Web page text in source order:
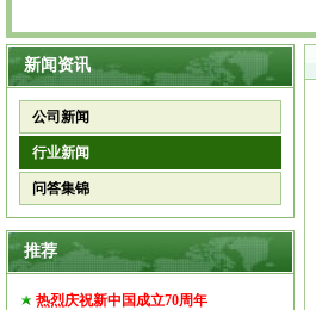
新闻资讯
公司新闻
行业新闻
问答集锦
推荐
热烈庆祝新中国成立70周年